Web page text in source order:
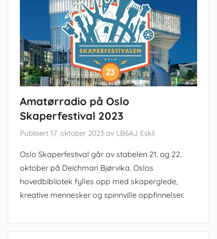
Amatørradio på Oslo
Skaperfestival 2023
Publisert 17. oktober 2023 av LB6AJ Eskil
Oslo Skaperfestival går av stabelen 21. og 22.
oktober på Deichman Bjørvika. Oslos
hovedbibliotek fylles opp med skaperglede,
kreative mennesker og spinnville oppfinnelser.